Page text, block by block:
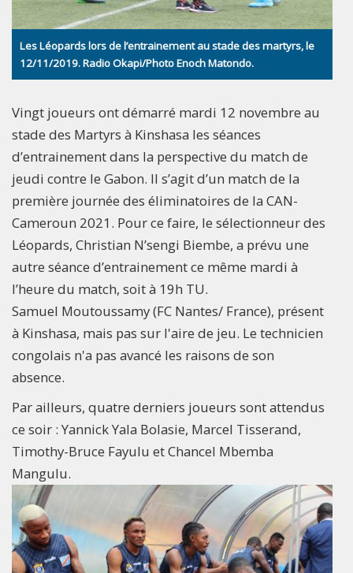
Les Léopards lors de l’entrainement au stade des martyrs, le
12/11/2019. Radio Okapi/Photo Enoch Matondo.
Vingt joueurs ont démarré mardi 12 novembre au
stade des Martyrs à Kinshasa les séances
d’entrainement dans la perspective du match de
jeudi contre le Gabon. Il s’agit d’un match de la
première journée des éliminatoires de la CAN-
Cameroun 2021. Pour ce faire, le sélectionneur des
Léopards, Christian N’sengi Biembe, a prévu une
autre séance d’entrainement ce même mardi à
l’heure du match, soit à 19h TU.
Samuel Moutoussamy (FC Nantes/ France), présent
à Kinshasa, mais pas sur l'aire de jeu. Le technicien
congolais n'a pas avancé les raisons de son
absence.
Par ailleurs, quatre derniers joueurs sont attendus
ce soir : Yannick Yala Bolasie, Marcel Tisserand,
Timothy-Bruce Fayulu et Chancel Mbemba
Mangulu.